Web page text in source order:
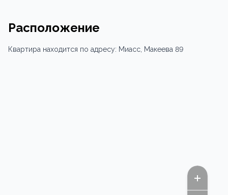
Расположение
Квартира находится по адресу: Миасс, Макеева 89